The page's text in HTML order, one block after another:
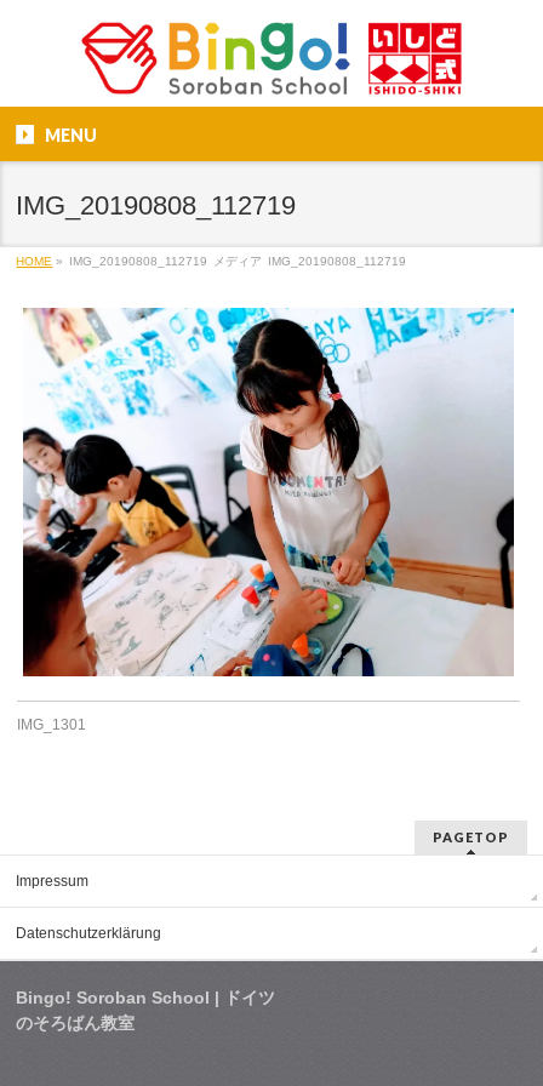
MENU
IMG_20190808_112719
HOME » IMG_20190808_112719 メディア IMG_20190808_112719
IMG_1301
PAGETOP
Impressum
Datenschutzerklärung
Bingo! Soroban School | ドイツ
のそろばん教室